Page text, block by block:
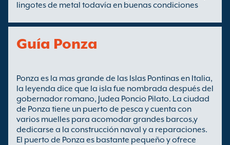
lingotes de metal todavía en buenas condiciones
Guía Ponza
Ponza es la mas grande de las Islas Pontinas en Italia,
la leyenda dice que la isla fue nombrada después del
gobernador romano, Judea Poncio Pilato. La ciudad
de Ponza tiene un puerto de pesca y cuenta con
varios muelles para acomodar grandes barcos,y
dedicarse a la construcción naval y a reparaciones.
El puerto de Ponza es bastante pequeño y ofrece